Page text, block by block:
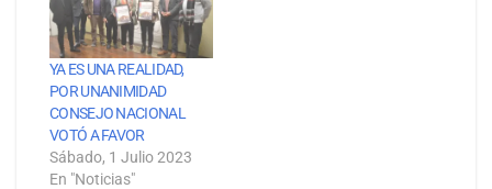
YA ES UNA REALIDAD,
POR UNANIMIDAD
CONSEJO NACIONAL
VOTÓ A FAVOR
Sábado, 1 Julio 2023
En "Noticias"